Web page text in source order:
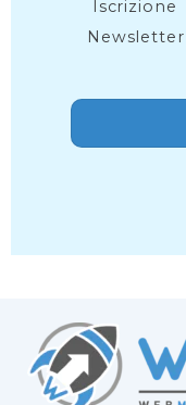
Iscrizione
Newsletter